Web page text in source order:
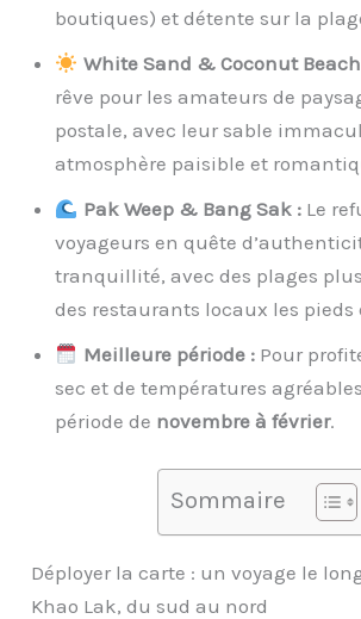
boutiques) et détente sur la
White Sand & Coconut
rêve pour les amateurs de
postale, avec leur sable
atmosphère paisible et
Pak Weep & Bang Sak :Le
voyageurs en quête
tranquillité, avec des plages
des restaurants locaux les pieds
Meilleure période :Pour
sec et de températures
période de novembre à février.
Sommaire
Déployer la carte : un voyage le
Khao Lak, du sud au nord